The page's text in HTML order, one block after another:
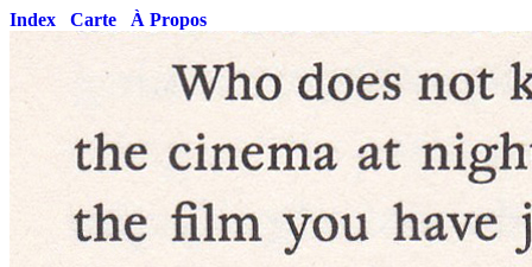
Index Carte À Propos